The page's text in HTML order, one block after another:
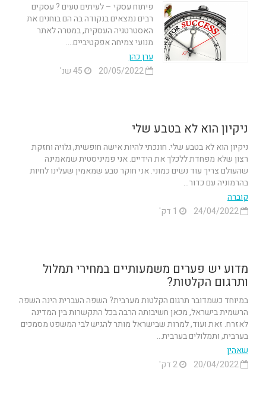
פיתוח עסקי – לעיתים טעים ? עסקים
רבים נמצאים בנקודה בה הם בוחנים את
האסטרטגיה העסקית, במטרה לאתר
מנועי צמיחה אפקטיביים....
ערן כהן
20/05/2022
ניקיון הוא לא בטבע שלי
ניקיון הוא לא בטבע שלי. חונכתי להיות אישה חופשית, גלויה וחזקת
רצון שלא מפחדת ללכלך את הידיים. אני פמיניסטית שמאמינה
שהעולם צריך עוד נשים כמוני. אני חוקר טבע שמאמין שעלינו לחיות
בהרמוניה עם כדור...
קוברה
מדוע יש פערים משמעותיים במחירי תמלול
ותרגום הקלטות?
במיוחד כשמדובר תרגום הקלטות מערבית? השפה העברית הינה השפה
הרשמית בישראל, מכאן חשיבותה הרבה בכל התקשרות בין המדינה
לאזרח. זאת ועוד, למרות שבישראל מותר להגיש לבי המשפט מסמכים
בערבית, ותמלולים בערבית...
שאהין